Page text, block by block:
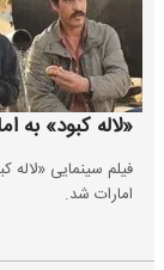
«لاله کبود» به
فیلم سینمایی «لاله
امارات شد.